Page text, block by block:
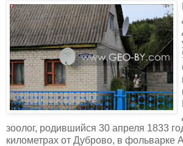
зоолог, родившийся 30 апреля 1833
километрах от Дуброво, в фольварке